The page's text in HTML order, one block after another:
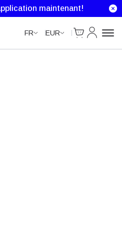
maintenant!
FR EUR
Cart
Mon